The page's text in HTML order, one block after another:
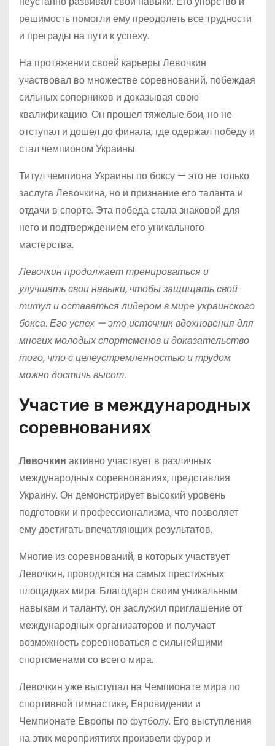
решимость помогли ему преодолеть все трудности
и преграды на пути к успеху.
На протяжении своей карьеры Левочкин
участвовал во множестве соревнований, побеждая
сильных соперников и доказывая свою
квалификацию. Он прошел тяжелые бои, но не
отступал и дошел до финала, где одержал победу и
стал чемпионом Украины.
Титул чемпиона Украины по боксу — это не только
заслуга Левочкина, но и признание его таланта и
отдачи в спорте. Эта победа стала знаковой для
него и подтверждением его уникального
мастерства.
Левочкин продолжает тренироваться и
улучшать свои навыки, чтобы защищать свой
титул и оставаться лидером в мире украинского
бокса. Его успех — это источник вдохновения для
многих молодых спортсменов и доказательство
того, что с целеустремленностью и трудом
можно достичь высот.
Участие в международных
соревнованиях
Левочкин активно участвует в различных
международных соревнованиях, представляя
Украину. Он демонстрирует высокий уровень
подготовки и профессионализма, что позволяет
ему достигать впечатляющих результатов.
Многие из соревнований, в которых участвует
Левочкин, проводятся на самых престижных
площадках мира. Благодаря своим уникальным
навыкам и таланту, он заслужил приглашение от
международных организаторов и получает
возможность соревноваться с сильнейшими
спортсменами со всего мира.
Левочкин уже выступал на Чемпионате мира по
спортивной гимнастике, Евровидении и
Чемпионате Европы по футболу. Его выступления
на этих мероприятиях произвели фурор и